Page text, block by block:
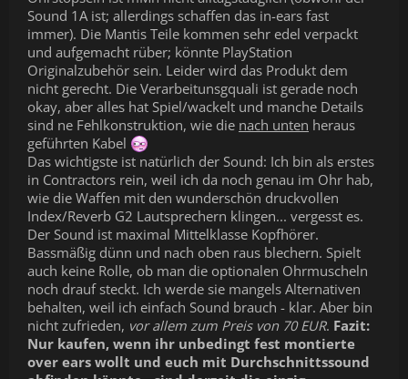
Sound 1A ist; allerdings schaffen das in-ears fast
immer). Die Mantis Teile kommen sehr edel verpackt
und aufgemacht rüber; könnte PlayStation
Originalzubehör sein. Leider wird das Produkt dem
nicht gerecht. Die Verarbeitunsgquali ist gerade noch
okay, aber alles hat Spiel/wackelt und manche Details
sind ne Fehlkonstruktion, wie die nach unten heraus
geführten Kabel
Das wichtigste ist natürlich der Sound: Ich bin als erstes
in Contractors rein, weil ich da noch genau im Ohr hab,
wie die Waffen mit den wunderschön druckvollen
Index/Reverb G2 Lautsprechern klingen... vergesst es.
Der Sound ist maximal Mittelklasse Kopfhörer.
Bassmäßig dünn und nach oben raus blechern. Spielt
auch keine Rolle, ob man die optionalen Ohrmuscheln
noch drauf steckt. Ich werde sie mangels Alternativen
behalten, weil ich einfach Sound brauch - klar. Aber bin
nicht zufrieden, vor allem zum Preis von 70 EUR. Fazit:
Nur kaufen, wenn ihr unbedingt fest montierte
over ears wollt und euch mit Durchschnittssound